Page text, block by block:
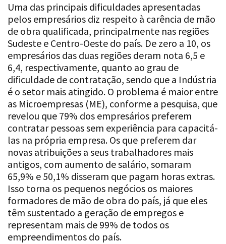
Uma das principais dificuldades apresentadas
pelos empresários diz respeito à carência de mão
de obra qualificada, principalmente nas regiões
Sudeste e Centro-Oeste do país. De zero a 10, os
empresários das duas regiões deram nota 6,5 e
6,4, respectivamente, quanto ao grau de
dificuldade de contratação, sendo que a Indústria
é o setor mais atingido. O problema é maior entre
as Microempresas (ME), conforme a pesquisa, que
revelou que 79% dos empresários preferem
contratar pessoas sem experiência para capacitá-
las na própria empresa. Os que preferem dar
novas atribuições a seus trabalhadores mais
antigos, com aumento de salário, somaram
65,9% e 50,1% disseram que pagam horas extras.
Isso torna os pequenos negócios os maiores
formadores de mão de obra do país, já que eles
têm sustentado a geração de empregos e
representam mais de 99% de todos os
empreendimentos do país.